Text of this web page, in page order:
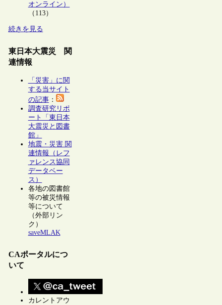
オンライン）
（113）
続きを見る
東日本大震災 関
連情報
「災害」に関
する当サイト
の記事：
調査研究リポ
ート「東日本
大震災と図書
館」
地震・災害 関
連情報（レフ
ァレンス協同
データベー
ス）
各地の図書館
等の被災情報
等について
（外部リン
ク）
saveMLAK
CAポータルにつ
いて
カレントアウ